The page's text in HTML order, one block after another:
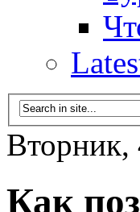
Вторник,
Как